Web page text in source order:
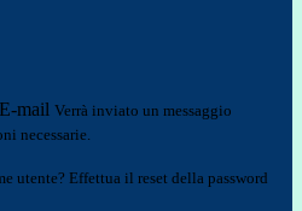
E-mail Verrà inviato un messaggio
necessarie.
utente? Effettua il reset della password